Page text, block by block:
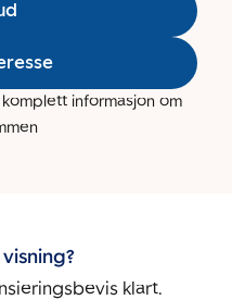
informasjon om
klart.